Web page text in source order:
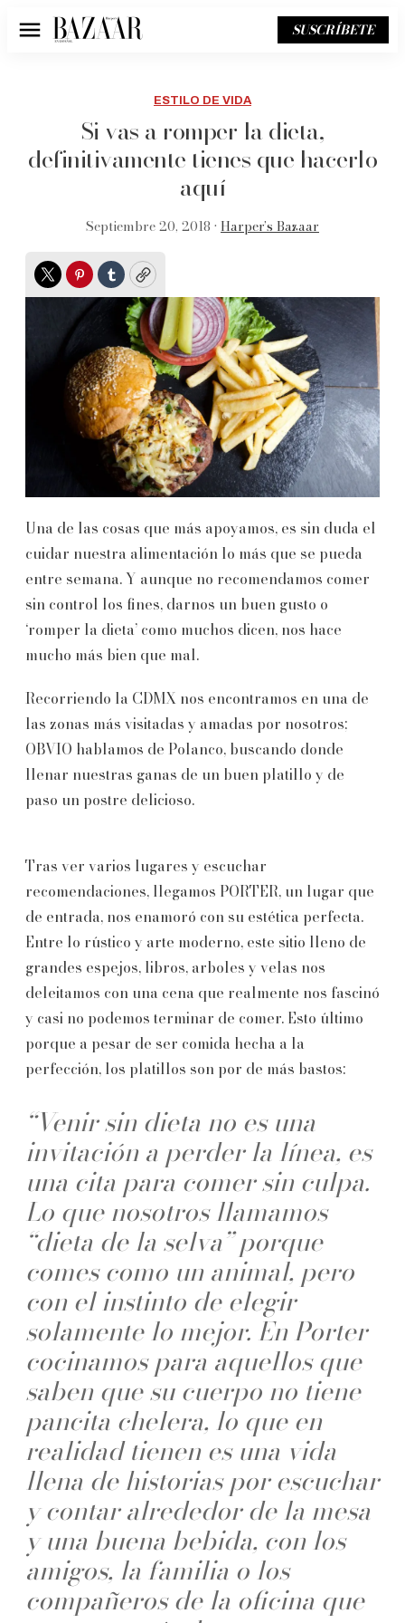
Menú SUSCRÍBETE
ESTILO DE VIDA
Si vas a romper la dieta,
definitivamente tienes que hacerlo
aquí
Septiembre 20, 2018 • Harper’s Bazaar
TwitterPinterest
TumblrCopy
Una de las cosas que más apoyamos, es sin duda el
cuidar nuestra alimentación lo más que se pueda
entre semana. Y aunque no recomendamos comer
sin control los fines, darnos un buen gusto o
‘romper la dieta’ como muchos dicen, nos hace
mucho más bien que mal.
Recorriendo la CDMX nos encontramos en una de
las zonas más visitadas y amadas por nosotros;
OBVIO hablamos de Polanco, buscando donde
llenar nuestras ganas de un buen platillo y de
paso un postre delicioso.
Tras ver varios lugares y escuchar
recomendaciones, llegamos PORTER, un lugar que
de entrada, nos enamoró con su estética perfecta.
Entre lo rústico y arte moderno, este sitio lleno de
grandes espejos, libros, arboles y velas nos
deleitamos con una cena que realmente nos fascinó
y casi no podemos terminar de comer. Esto último
porque a pesar de ser comida hecha a la
perfección, los platillos son por de más bastos:
“Venir sin dieta no es una
invitación a perder la línea, es
una cita para comer sin culpa.
Lo que nosotros llamamos
“dieta de la selva” porque
comes como un animal, pero
con el instinto de elegir
solamente lo mejor. En Porter
cocinamos para aquellos que
saben que su cuerpo no tiene
pancita chelera, lo que en
realidad tienen es una vida
llena de historias por escuchar
y contar alrededor de la mesa
y una buena bebida, con los
amigos, la familia o los
compañeros de la oficina que